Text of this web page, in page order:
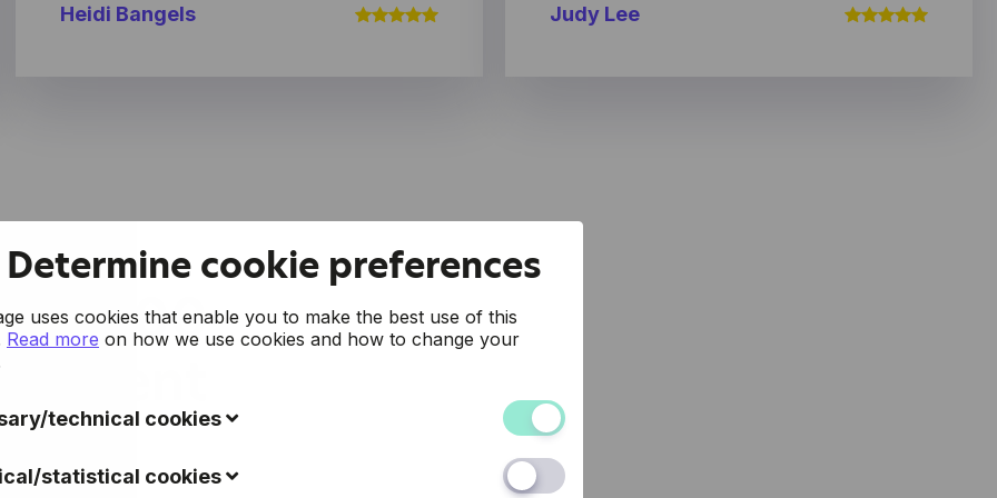
fournit également un aperçu pratique de
Heidi Bangels
efficacement. Définitivement recommandé!
Judy Lee
1500
Determine cookie preferences
uses cookies that enable you to make the best use of this
Read more on how we use cookies and how to change your
technical cookies
collect data to improve the usability of the website and the
of the visitors (such as recognizing you when you return to
statistical cookies